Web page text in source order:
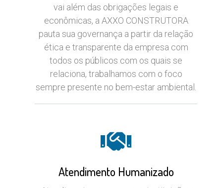
vai além das obrigações legais e
econômicas, a AXXO CONSTRUTORA
pauta sua governança a partir da relação
ética e transparente da empresa com
todos os públicos com os quais se
relaciona, trabalhamos com o foco
sempre presente no bem-estar ambiental.
Atendimento Humanizado